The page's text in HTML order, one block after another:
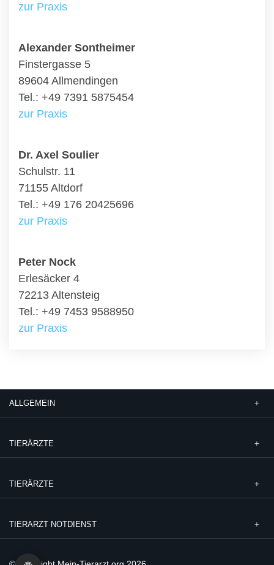
zur Praxis
Alexander Sontheimer
Finstergasse 5
89604 Allmendingen
Tel.: +49 7391 5875454
zur Praxis
Dr. Axel Soulier
Schulstr. 11
71155 Altdorf
Tel.: +49 176 20425696
zur Praxis
Peter Nock
Erlesäcker 4
72213 Altensteig
Tel.: +49 7453 9588950
zur Praxis
ALLGEMEIN
TIERÄRZTE
TIERÄRZTE
TIERARZT NOTDIENST